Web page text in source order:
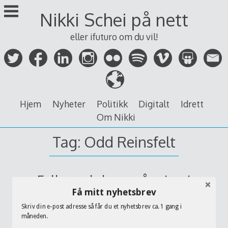
Skip
to
Nikki Schei på nett
eller ifuturo om du vil!
Hjem Nyheter Politikk Digitalt
Idrett
Om Nikki
Tag: Odd Reinsfelt
Felles valgkampsåpning i
Bærum
Alle politiske partier som stiller til liste til
Få mitt nyhetsbrev
Skriv din e-post adresse så får du et nyhetsbrev ca. 1 gang i
måneden.